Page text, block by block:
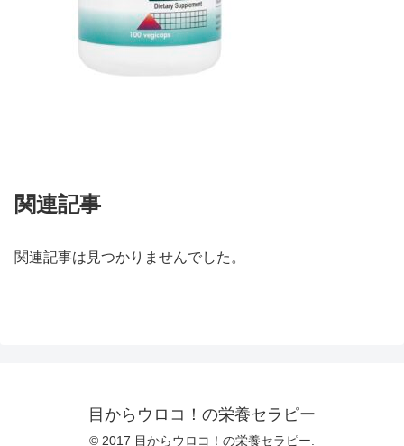
関連記事
関連記事は見つかりませんでした。
目からウロコ！の栄養セラピー
© 2017 目からウロコ！の栄養セラピー.